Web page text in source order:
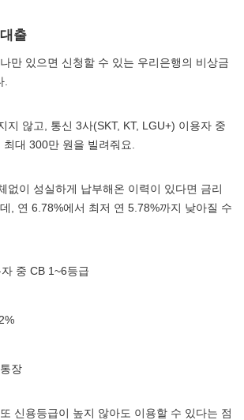
출
만 있으면 신청할 수 있는 우리은행의 비상금
지 않고, 통신 3사(SKT, KT, LGU+) 이용자 중
대 300만 원을 빌려줘요.
없이 성실하게 납부해온 이력이 있다면 금리
, 연 6.78%에서 최저 연 5.78%까지 낮아질 수
중 CB 1~6등급
장
신용등급이 높지 않아도 이용할 수 있다는 점